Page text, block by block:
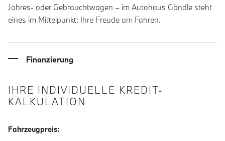
Jahres- oder Gebrauchtwagen – im Autohaus Göndle steht
eines im Mittelpunkt: Ihre Freude am Fahren.
Finanzierung
IHRE INDIVIDUELLE KREDIT-
KALKULATION
Fahrzeugpreis: